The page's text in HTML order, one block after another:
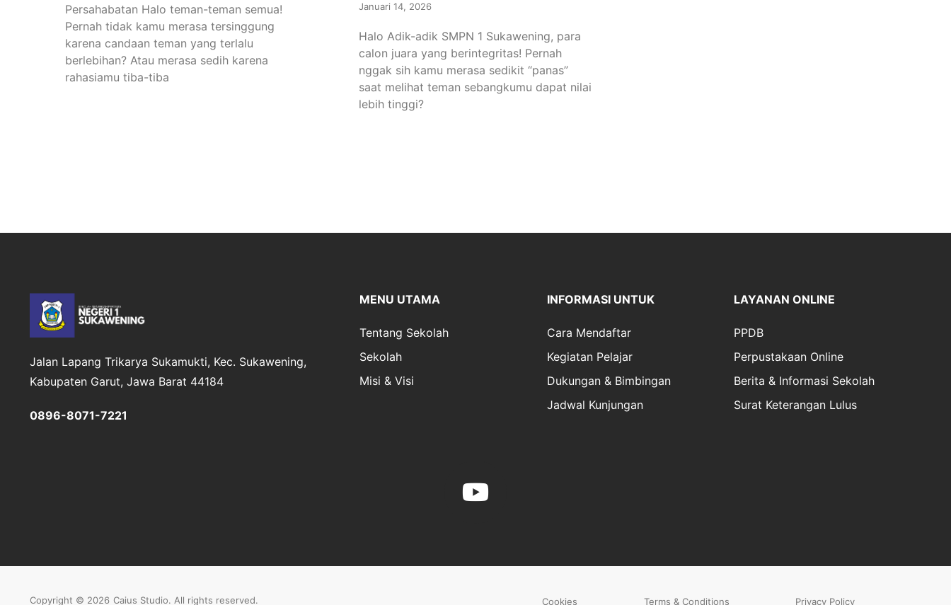
Persahabatan Halo teman-teman semua!
Pernah tidak kamu merasa tersinggung
karena candaan teman yang terlalu
berlebihan? Atau merasa sedih karena
rahasiamu tiba-tiba
Januari 14, 2026
Halo Adik-adik SMPN 1 Sukawening, para
calon juara yang berintegritas! Pernah
nggak sih kamu merasa sedikit “panas”
saat melihat teman sebangkumu dapat nilai
lebih tinggi?
Jalan Lapang Trikarya Sukamukti, Kec. Sukawening,
Kabupaten Garut, Jawa Barat 44184
0896-8071-7221
MENU UTAMA
Tentang Sekolah
Sekolah
Misi & Visi
INFORMASI UNTUK
Cara Mendaftar
Kegiatan Pelajar
Dukungan & Bimbingan
Jadwal Kunjungan
LAYANAN ONLINE
PPDB
Perpustakaan Online
Berita & Informasi Sekolah
Surat Keterangan Lulus
Copyright © 2026 Caius Studio. All rights reserved. Cookies Terms & Conditions Privacy Policy